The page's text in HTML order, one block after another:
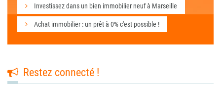
Investissez dans un bien immobilier neuf à Marseille
Achat immobilier : un prêt à 0% c'est possible !
Restez connecté !